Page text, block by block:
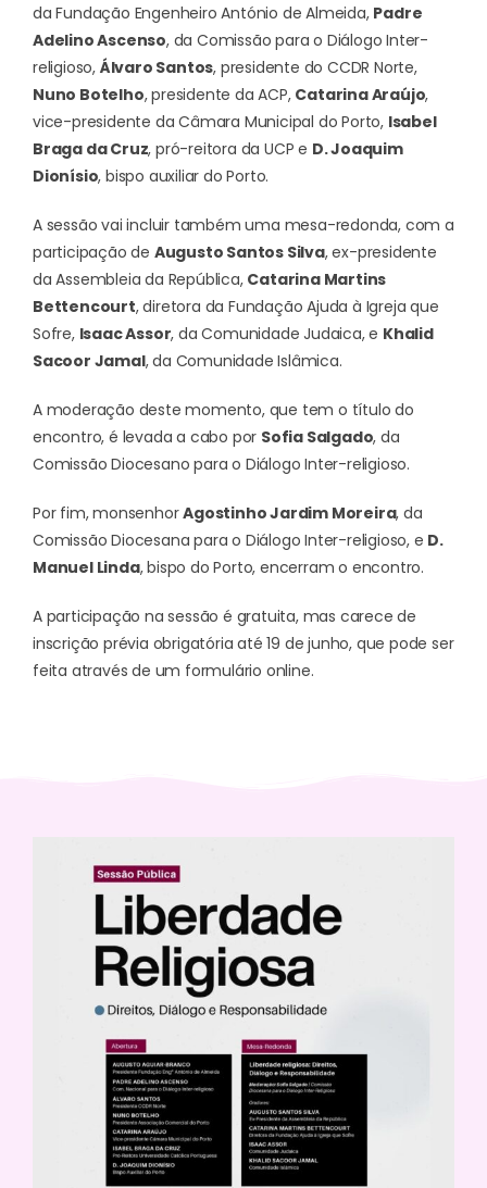
da Fundação Engenheiro António de Almeida, Padre
Adelino Ascenso, da Comissão para o Diálogo Inter-
religioso, Álvaro Santos, presidente do CCDR Norte,
Nuno Botelho, presidente da ACP, Catarina Araújo,
vice-presidente da Câmara Municipal do Porto, Isabel
Braga da Cruz, pró-reitora da UCP e D. Joaquim
Dionísio, bispo auxiliar do Porto.
A sessão vai incluir também uma mesa-redonda, com a
participação de Augusto Santos Silva, ex-presidente
da Assembleia da República, Catarina Martins
Bettencourt, diretora da Fundação Ajuda à Igreja que
Sofre, Isaac Assor, da Comunidade Judaica, e Khalid
Sacoor Jamal, da Comunidade Islâmica.
A moderação deste momento, que tem o título do
encontro, é levada a cabo por Sofia Salgado, da
Comissão Diocesano para o Diálogo Inter-religioso.
Por fim, monsenhorAgostinho Jardim Moreira, da
Comissão Diocesana para o Diálogo Inter-religioso, e D.
Manuel Linda, bispo do Porto, encerram o encontro.
A participação na sessão é gratuita, mas carece de
inscrição prévia obrigatória até 19 de junho, que pode ser
feita através de um formulário online.